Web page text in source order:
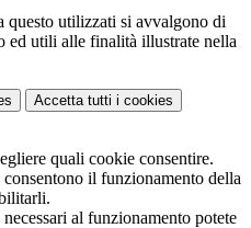
questo utilizzati si avvalgono di
ed utili alle finalità illustrate nella
Accetta tutti i cookies
quali cookie consentire.
il funzionamento della
al funzionamento potete